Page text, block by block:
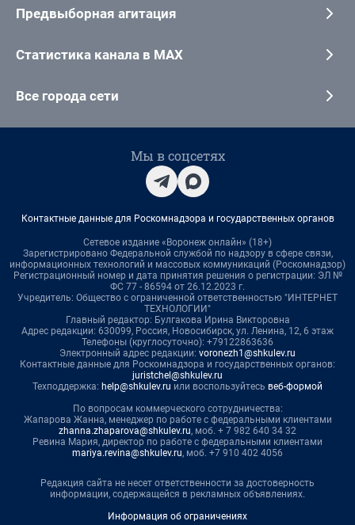
Предвыборная агитация
Статистика канала в MAX
Все города сети
Мы в соцсетях
Контактные данные для Роскомнадзора и государственных органов
Сетевое издание «Воронеж онлайн» (18+)
Зарегистрировано Федеральной службой по надзору в сфере связи,
информационных технологий и массовых коммуникаций (Роскомнадзор)
Регистрационный номер и дата принятия решения о регистрации: ЭЛ №
ФС 77 - 86594 от 26.12.2023 г.
Учредитель: Общество с ограниченной ответственностью "ИНТЕРНЕТ
ТЕХНОЛОГИИ"
Главный редактор: Булгакова Ирина Викторовна
Адрес редакции: 630099, Россия, Новосибирск, ул. Ленина, 12, 6 этаж
Телефоны (круглосуточно): +79122863636
Электронный адрес редакции: voronezh1@shkulev.ru
Контактные данные для Роскомнадзора и государственных органов:
juristchel@shkulev.ru
Техподдержка: help@shkulev.ru или воспользуйтесь веб-формой
По вопросам коммерческого сотрудничества:
Жапарова Жанна, менеджер по работе с федеральными клиентами
zhanna.zhaparova@shkulev.ru, моб. + 7 982 640 34 32
Ревина Мария, директор по работе с федеральными клиентами
mariya.revina@shkulev.ru, моб. +7 910 402 4056
Редакция сайта не несет ответственности за достоверность
информации, содержащейся в рекламных объявлениях.
Информация об ограничениях